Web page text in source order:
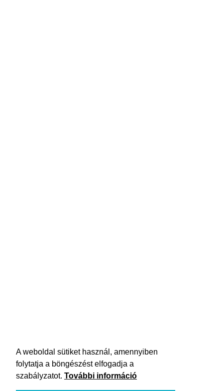
A weboldal sütiket használ, amennyiben
folytatja a böngészést elfogadja a
szabályzatot. További információ